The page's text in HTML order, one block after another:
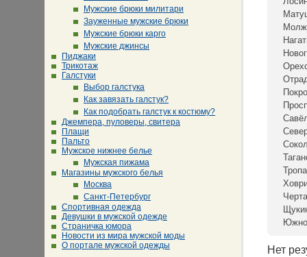
Мужские брюки милитари
Зауженные мужские брюки
Мужские брюки карго
Мужские джинсы
Пиджаки
Трикотаж
Галстуки
Выбор галстука
Как завязать галстук?
Как подобрать галстук к костюму?
Джемпера, пуловеры, свитера
Плащи
Пальто
Мужское нижнее белье
Мужская пижама
Магазины мужского белья
Москва
Санкт-Петербург
Спортивная одежда
Девушки в мужской одежде
Страничка юмора
Новости из мира мужской моды
О портале мужской одежды
Нет